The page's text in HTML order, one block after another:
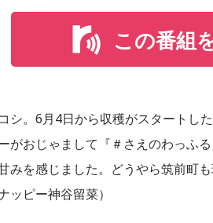
この番組
シ。6月4日から収穫がスタートし
がおじゃまして『＃さえのわっふ
みを感じました。どうやら筑前町
ッピー神谷留菜）